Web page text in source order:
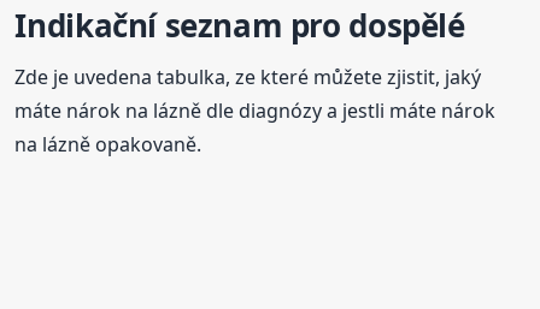
Indikační seznam pro dospělé
Zde je uvedena tabulka, ze které můžete zjistit, jaký
máte nárok na lázně dle diagnózy a jestli máte nárok
na lázně opakovaně.